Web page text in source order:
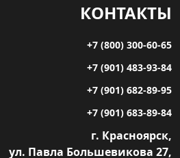
КОНТАКТЫ
+7 (800) 300-60-65
+7 (901) 483-93-84
+7 (901) 682-89-95
+7 (901) 683-89-84
г. Красноярск,
ул. Павла Большевикова 27,